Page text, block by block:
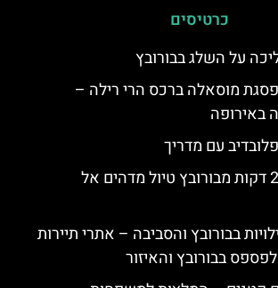
כרטיסים
על השלג בבורובץ
מוסאלה ברכס הרי רילה –
באירופה
עם מדריך
כפר בלצ'ין – 20 דקות מבורובץ טיול מדהים אל
בבורובץ והסביבה – אתרי תיירות
בבורובץ והאיזור